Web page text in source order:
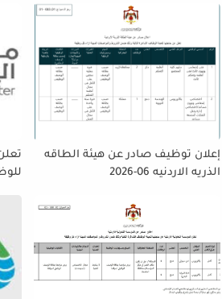
إعلان توظيف صادر عن هيئة الطاقه
الذريه الاردنيه 06-2026